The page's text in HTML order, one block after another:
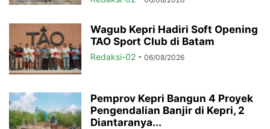
Wagub Kepri Hadiri Soft Opening
TAO Sport Club di Batam
Redaksi-02 - 06/08/2026
Pemprov Kepri Bangun 4 Proyek
Pengendalian Banjir di Kepri, 2
Diantaranya...